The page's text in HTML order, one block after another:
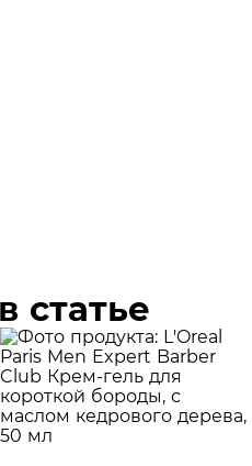
статье